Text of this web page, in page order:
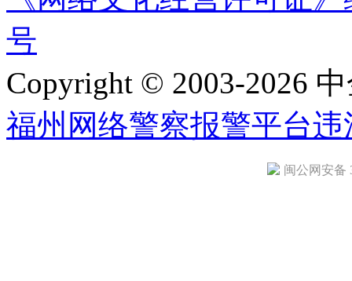
号
Copyright © 2003-2026
福州网络警察报警平台违
闽公网安备